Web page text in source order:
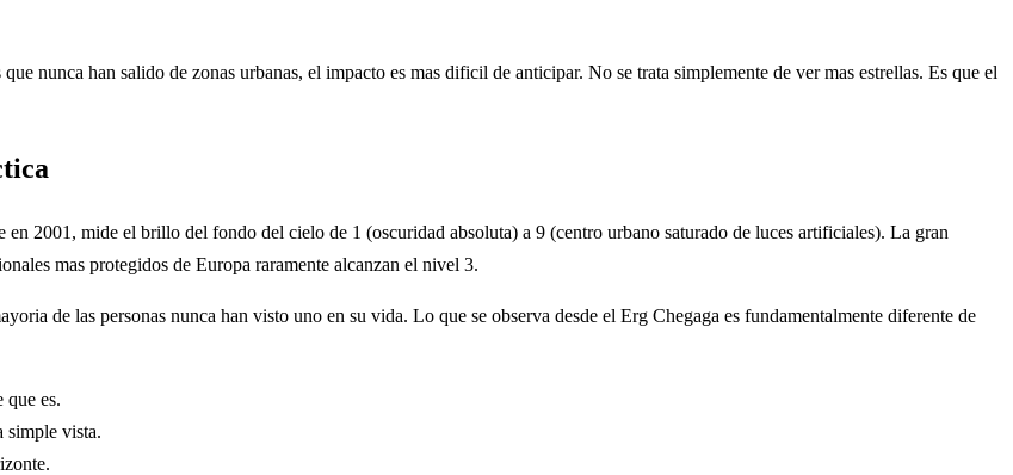
nunca han salido de zonas urbanas, el impacto es mas dificil de anticipar. No se trata simplemente de ver mas estrellas. Es que el
2001, mide el brillo del fondo del cielo de 1 (oscuridad absoluta) a 9 (centro urbano saturado de luces artificiales). La gran
mas protegidos de Europa raramente alcanzan el nivel 3.
de las personas nunca han visto uno en su vida. Lo que se observa desde el Erg Chegaga es fundamentalmente diferente de
que es.
simple vista.